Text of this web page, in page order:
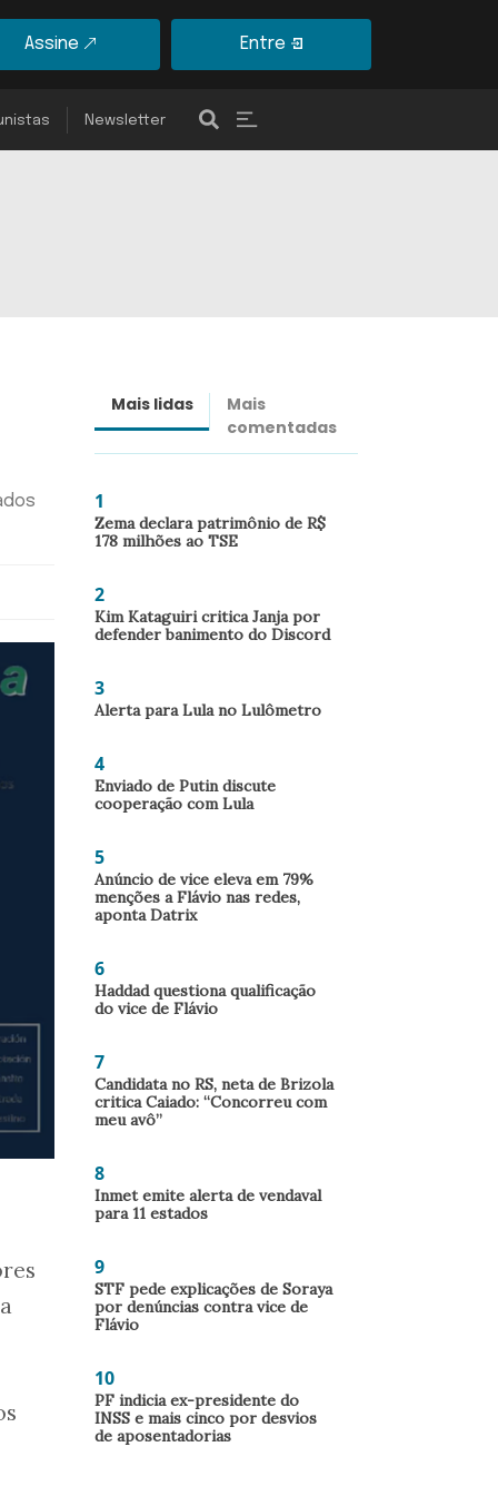
Assine Entre
Newsletter
Mais lidas
Mais
comentadas
1
Zema declara patrimônio de R$
178 milhões ao TSE
2
Kim Kataguiri critica Janja por
defender banimento do Discord
3
Alerta para Lula no Lulômetro
4
Enviado de Putin discute
cooperação com Lula
5
Anúncio de vice eleva em 79%
menções a Flávio nas redes,
aponta Datrix
6
Haddad questiona qualificação
do vice de Flávio
7
Candidata no RS, neta de Brizola
critica Caiado: “Concorreu com
meu avô”
8
Inmet emite alerta de vendaval
para 11 estados
9
STF pede explicações de Soraya
por denúncias contra vice de
Flávio
10
PF indicia ex-presidente do
INSS e mais cinco por desvios
de aposentadorias